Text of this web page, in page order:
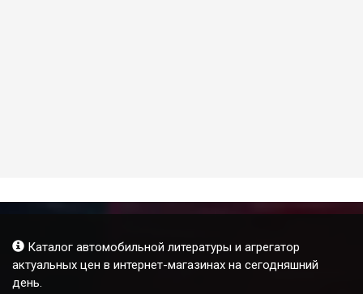
Каталог автомобильной литературы и агрегатор
актуальных цен в интернет-магазинах на сегодняшний
день.